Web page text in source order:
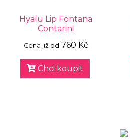
Hyalu Lip Fontana
Contarini
Cena již od 760 Kč
Chci koupit